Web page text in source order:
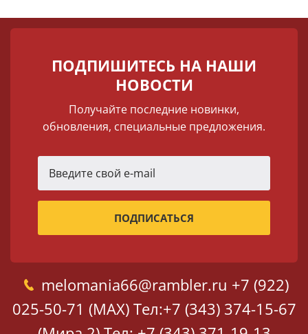
ПОДПИШИТЕСЬ НА НАШИ
НОВОСТИ
Получайте последние новинки,
обновления, специальные предложения.
melomania66@rambler.ru +7 (922)
025-50-71 (MAX) Тел:+7 (343) 374-15-67